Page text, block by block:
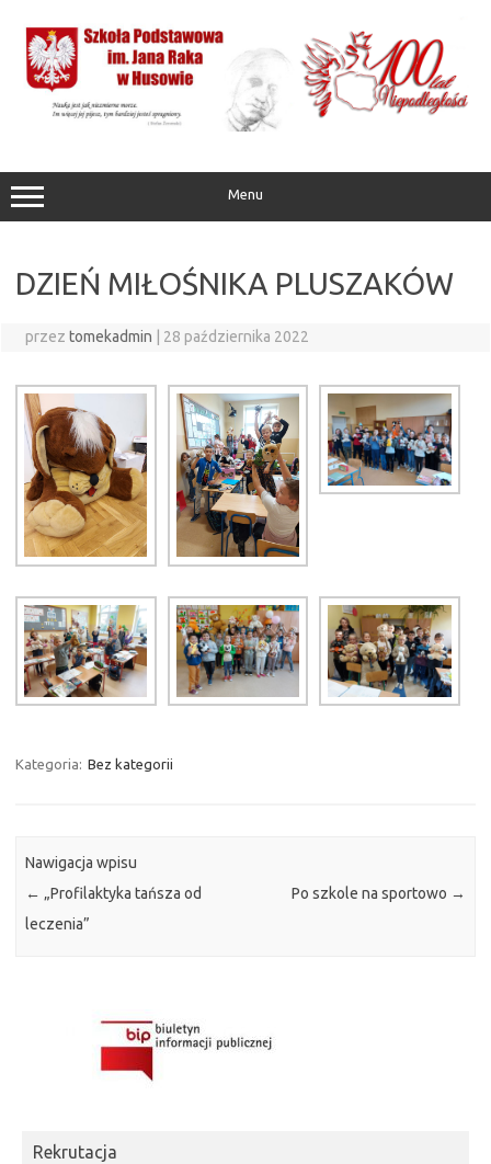
treści
Menu
DZIEŃ MIŁOŚNIKA PLUSZAKÓW
przez tomekadmin | 28 października 2022
Kategoria: Bez kategorii
Nawigacja wpisu
← „Profilaktyka tańsza od
leczenia”
Po szkole na sportowo →
Rekrutacja